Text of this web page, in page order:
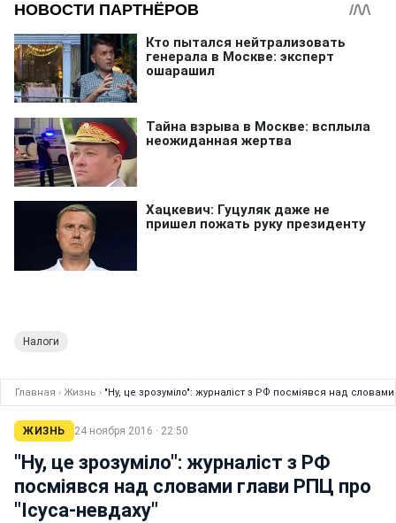
Налоги
Главная › Жизнь › "Ну, це зрозуміло": журналіст з РФ посміявся над
ЖИЗНЬ 24 ноября 2016 · 22:50
"Ну, це зрозуміло": журналіст з РФ
посміявся над словами глави РПЦ про
"Ісуса-невдаху"